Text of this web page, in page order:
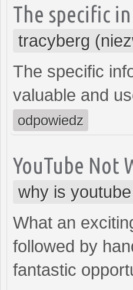
The specific
tracyberg
The specific
valuable and
odpowiedz
YouTube Not
why is
What an
followed by
fantastic